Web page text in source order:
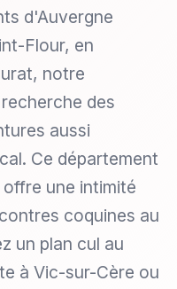
d'Auvergne
Flour, en
notre
des
aussi
Ce département
une intimité
coquines au
un plan cul au
à Vic-sur-Cère ou